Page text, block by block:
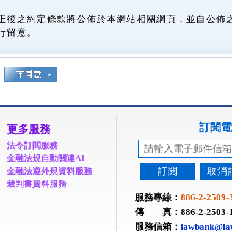
之約定條款將公佈於本網站相關網頁，並自公佈
留意。
更多服務
法令訂閱服務
金融法規自動關連AI
金融法遵外規資料服務
裁判書資料服務
訂閱
訂閱 取消
服務專線： 886-2-2509-
傳 真：886-2-2503-
服務信箱：